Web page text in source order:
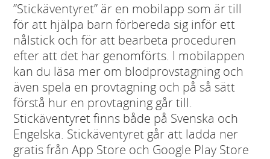
”Stickäventyret” är en mobilapp som är till
för att hjälpa barn förbereda sig inför ett
nålstick och för att bearbeta proceduren
efter att det har genomförts. I mobilappen
kan du läsa mer om blodprovstagning och
även spela en provtagning och på så sätt
förstå hur en provtagning går till.
Stickäventyret finns både på Svenska och
Engelska. Stickäventyret går att ladda ner
gratis från App Store och Google Play Store